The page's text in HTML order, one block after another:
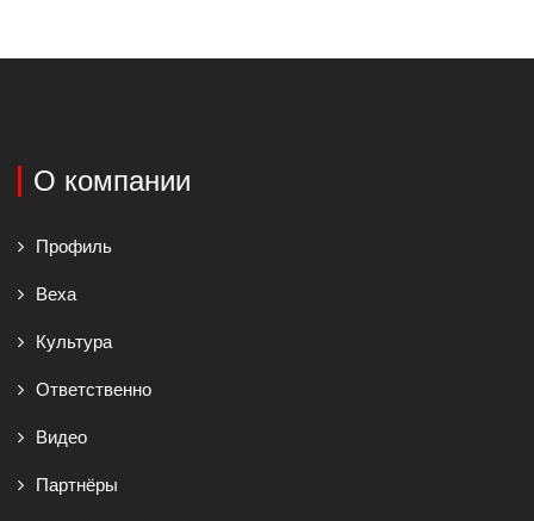
О компании
Профиль
Веха
Культура
Ответственно
Видео
Партнёры